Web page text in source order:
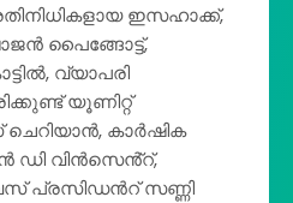
പ്രതിനിധികളായ ഇസഹാക്ക്,
പൈങ്ങോട്ട്,
വ്യാപരി
യൂണിറ്റ്
കാർഷിക
ഡി വിൻസെൻ്റ്,
പ്രസിഡൻറ് സണ്ണി